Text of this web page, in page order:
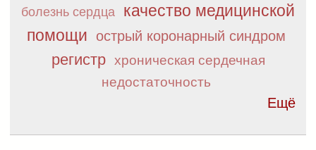
болезнь сердца
качество медицинской
помощи
острый коронарный синдром
регистр хроническая сердечная
недостаточность
Ещё